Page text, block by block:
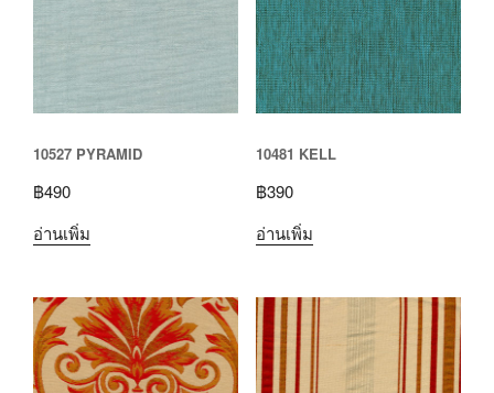
10527 PYRAMID
฿490
อ่านเพิ่ม
10481 KELL
฿390
อ่านเพิ่ม